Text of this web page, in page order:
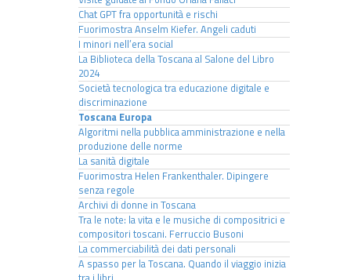
Chat GPT fra opportunità e rischi
Fuorimostra Anselm Kiefer. Angeli caduti
I minori nell’era social
La Biblioteca della Toscana al Salone del Libro
2024
Società tecnologica tra educazione digitale e
discriminazione
Toscana Europa
Algoritmi nella pubblica amministrazione e nella
produzione delle norme
La sanità digitale
Fuorimostra Helen Frankenthaler. Dipingere
senza regole
Archivi di donne in Toscana
Tra le note: la vita e le musiche di compositrici e
compositori toscani. Ferruccio Busoni
La commerciabilità dei dati personali
A spasso per la Toscana. Quando il viaggio inizia